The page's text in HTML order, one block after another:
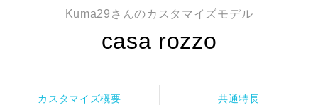
Kuma29さんのカスタマイズモデル
casa rozzo
カスタマイズ概要 共通特長